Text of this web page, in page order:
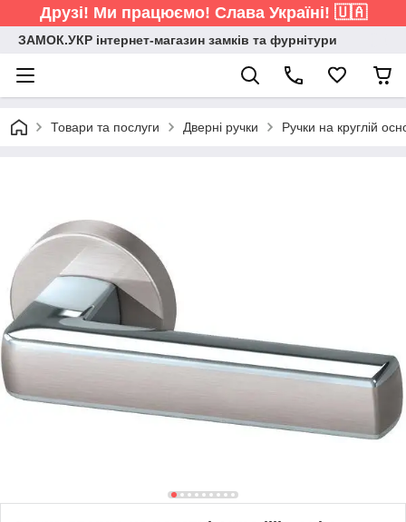
Друзі! Ми працюємо! Слава Україні! 🇺🇦
ЗАМОК.УКР інтернет-магазин замків та фурнітури
Товари та послуги Дверні ручки Ручки на круглій